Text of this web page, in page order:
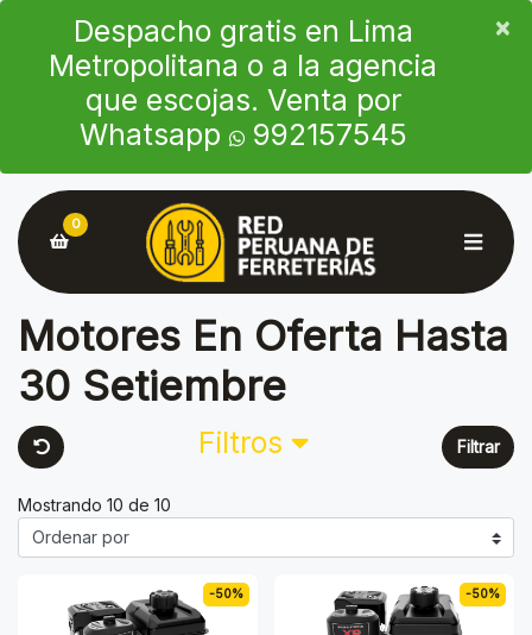
Despacho gratis en Lima
Metropolitana o a la agencia
que escojas. Venta por
Whatsapp
992157545
×
×
0
Motores En Oferta Hasta
30 Setiembre
Filtros Filtrar
Mostrando 10 de 10
-50% -50%